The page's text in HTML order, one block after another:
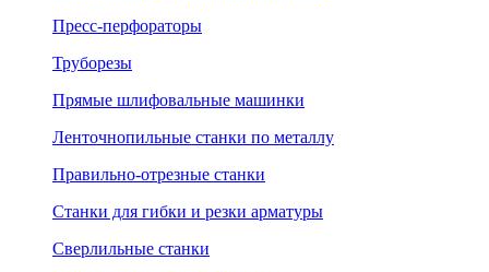
Пресс-перфораторы
Труборезы
Прямые шлифовальные машинки
Ленточнопильные станки по металлу
Правильно-отрезные станки
Станки для гибки и резки арматуры
Сверлильные станки